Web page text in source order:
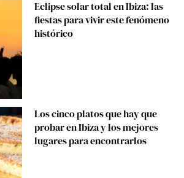
Eclipse solar total en Ibiza: las
fiestas para vivir este fenómeno
histórico
Los cinco platos que hay que
probar en Ibiza y los mejores
lugares para encontrarlos